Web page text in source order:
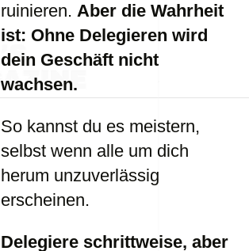
ruinieren. Aber die Wahrheit
ist: Ohne Delegieren wird
dein Geschäft nicht
wachsen.
So kannst du es meistern,
selbst wenn alle um dich
herum unzuverlässig
erscheinen.
Delegiere schrittweise, aber